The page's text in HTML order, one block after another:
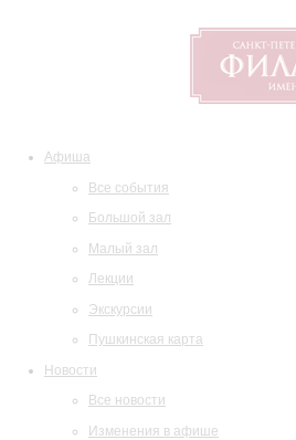
Афиша
Все события
Большой зал
Малый зал
Лекции
Экскурсии
Пушкинская карта
Новости
Все новости
Изменения в афише